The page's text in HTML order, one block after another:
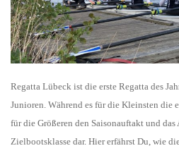
Regatta Lübeck ist die erste Regatta des
Junioren. Während es für die Kleinsten die
für die Größeren den Saisonauftakt und das
Zielbootsklasse dar. Hier erfährst Du, wie